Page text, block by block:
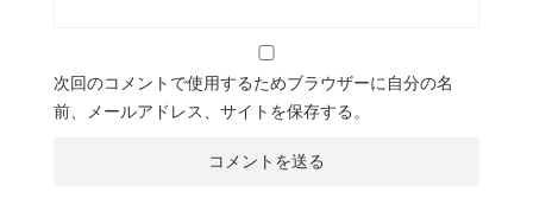
次回のコメントで使用するためブラウザーに自分の名
前、メールアドレス、サイトを保存する。